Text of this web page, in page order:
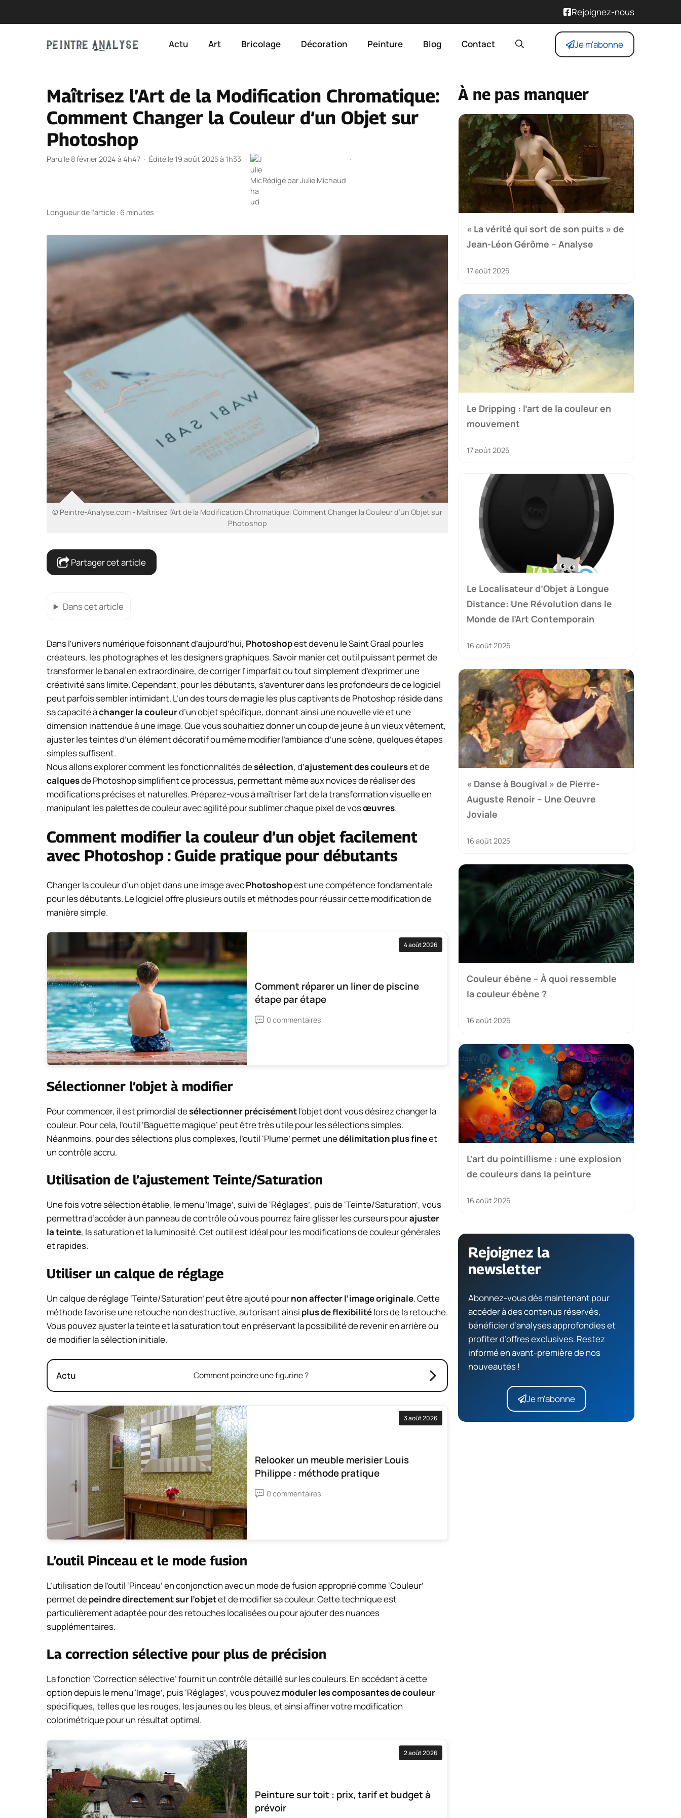
Rejoignez-nous
Actu Art Bricolage Décoration Peinture Blog Contact Je m'abonne
Maîtrisez l’Art de la Modification Chromatique:
Comment Changer la Couleur d’un Objet sur
Photoshop
Paru le 8 février 2024 à 4h47 · Édité le 19 août 2025 à 1h33 ·
Rédigé parJulie Michaud
·
Longueur de l’article : 6 minutes
© Peintre-Analyse.com - Maîtrisez l’Art de la Modification Chromatique: Comment Changer la Couleur d’un Objet sur
Photoshop
Partager cet article
Dans cet article
Dans l’univers numérique foisonnant d’aujourd’hui, Photoshopest devenu le Saint Graal pour les
créateurs, les photographes et les designers graphiques. Savoir manier cet outil puissant permet de
transformer le banal en extraordinaire, de corriger l’imparfait ou tout simplement d’exprimer une
créativité sans limite. Cependant, pour les débutants, s’aventurer dans les profondeurs de ce logiciel
peut parfois sembler intimidant. L’un des tours de magie les plus captivants de Photoshop réside dans
sa capacité àchanger la couleurd’un objet spécifique, donnant ainsi une nouvelle vie et une
dimension inattendue à une image. Que vous souhaitiez donner un coup de jeune à un vieux vêtement,
ajuster les teintes d’un élément décoratif ou même modifier l’ambiance d’une scène, quelques étapes
simples suffisent.
Nous allons explorer comment les fonctionnalités desélection, d’ajustement des couleurset de
calquesde Photoshop simplifient ce processus, permettant même aux novices de réaliser des
modifications précises et naturelles. Préparez-vous à maîtriser l’art de la transformation visuelle en
manipulant les palettes de couleur avec agilité pour sublimer chaque pixel de vosœuvres.
Comment modifier la couleur d’un objet facilement
avec Photoshop : Guide pratique pour débutants
Changer la couleur d’un objet dans une image avecPhotoshopest une compétence fondamentale
pour les débutants. Le logiciel offre plusieurs outils et méthodes pour réussir cette modification de
manière simple.
4 août 2026
Comment réparer un liner de piscine
étape par étape
0 commentaires
Sélectionner l’objet à modifier
Pour commencer, il est primordial desélectionner précisémentl’objet dont vous désirez changer la
couleur. Pour cela, l’outil ‘Baguette magique’ peut être très utile pour les sélections simples.
Néanmoins, pour des sélections plus complexes, l’outil ‘Plume’ permet unedélimitation plus fineet
un contrôle accru.
Utilisation de l’ajustement Teinte/Saturation
Une fois votre sélection établie, le menu ‘Image’, suivi de ‘Réglages’, puis de ‘Teinte/Saturation’, vous
permettra d’accéder à un panneau de contrôle où vous pourrez faire glisser les curseurs pourajuster
la teinte, la saturation et la luminosité. Cet outil est idéal pour les modifications de couleur générales
et rapides.
Utiliser un calque de réglage
Un calque de réglage ‘Teinte/Saturation’ peut être ajouté pournon affecter l’image originale. Cette
méthode favorise une retouche non destructive, autorisant ainsi plus de flexibilitélors de la retouche.
Vous pouvez ajuster la teinte et la saturation tout en préservant la possibilité de revenir en arrière ou
de modifier la sélection initiale.
Actu Comment peindre une figurine ?
3 août 2026
Relooker un meuble merisier Louis
Philippe : méthode pratique
0 commentaires
L’outil Pinceau et le mode fusion
L’utilisation de l’outil ‘Pinceau’ en conjonction avec un mode de fusion approprié comme ‘Couleur’
permet depeindre directement sur l’objetet de modifier sa couleur. Cette technique est
particulièrement adaptée pour des retouches localisées ou pour ajouter des nuances
supplémentaires.
La correction sélective pour plus de précision
La fonction ‘Correction sélective’ fournit un contrôle détaillé sur les couleurs. En accédant à cette
option depuis le menu ‘Image’, puis ‘Réglages’, vous pouvezmoduler les composantes de couleur
spécifiques, telles que les rouges, les jaunes ou les bleus, et ainsi affiner votre modification
colorimétrique pour un résultat optimal.
2 août 2026
Peinture sur toit : prix, tarif et budget à
prévoir
À ne pas manquer
« La vérité qui sort de son puits » de
Jean-Léon Gérôme – Analyse
17 août 2025
Le Dripping : l’art de la couleur en
mouvement
17 août 2025
Le Localisateur d’Objet à Longue
Distance: Une Révolution dans le
Monde de l’Art Contemporain
16 août 2025
« Danse à Bougival » de Pierre-
Auguste Renoir – Une Oeuvre
Joviale
16 août 2025
Couleur ébène – À quoi ressemble
la couleur ébène ?
16 août 2025
L’art du pointillisme : une explosion
de couleurs dans la peinture
16 août 2025
Rejoignez la
newsletter
Abonnez-vous dès maintenant pour
accéder à des contenus réservés,
bénéficier d’analyses approfondies et
profiter d’offres exclusives. Restez
informé en avant-première de nos
nouveautés !
Je m'abonne